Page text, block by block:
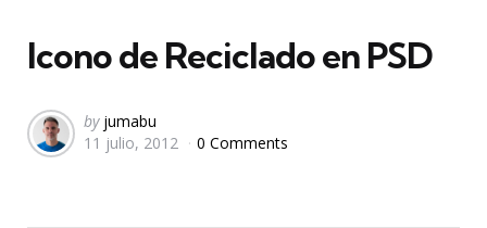
Icono de Reciclado en PSD
Posted
by
by jumabu
11 julio, 2012
0 Comments